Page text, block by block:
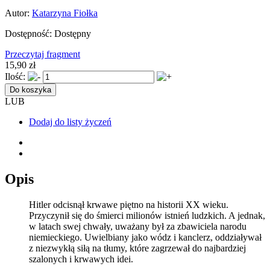
Autor: Katarzyna Fiołka
Dostępność: Dostępny
Przeczytaj fragment
15,90 zł
Ilość:
Do koszyka
LUB
Dodaj do listy życzeń
Opis
Hitler odcisnął krwawe piętno na historii XX wieku.
Przyczynił się do śmierci milionów istnień ludzkich. A jednak,
w latach swej chwały, uważany był za zbawiciela narodu
niemieckiego. Uwielbiany jako wódz i kanclerz, oddziaływał
z niezwykłą siłą na tłumy, które zagrzewał do najbardziej
szalonych i krwawych idei.